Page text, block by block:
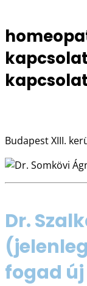
Budapest XIII.
Dr.
fogad